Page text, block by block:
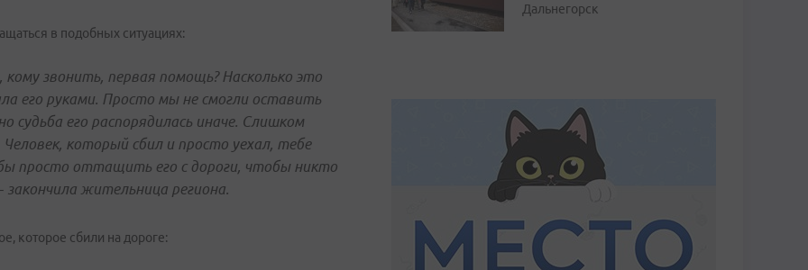
в подобных ситуациях:
звонить, первая помощь? Насколько это
его руками. Просто мы не смогли оставить
его распорядилась иначе. Слишком
который сбил и просто уехал, тебе
просто оттащить его с дороги, чтобы никто
жительница региона.
которое сбили на дороге:
Дальнегорск